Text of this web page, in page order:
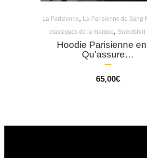
La Parisienne La Parisienne de Sang
classiques de la marque
Sweatshirt
Hoodie Parisienne
Qu’assure…
65,00€